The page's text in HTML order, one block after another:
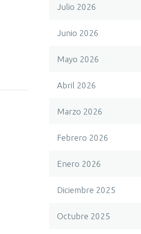
Julio 2026
Junio 2026
Mayo 2026
Abril 2026
Marzo 2026
Febrero 2026
Enero 2026
Diciembre 2025
Octubre 2025